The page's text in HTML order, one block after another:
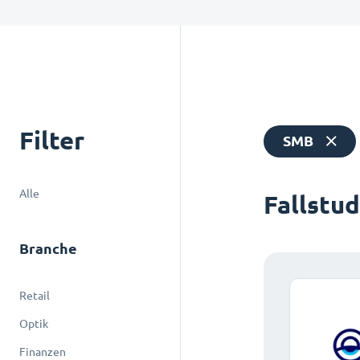
Filter
Alle
Branche
Retail
Optik
Finanzen
SMB